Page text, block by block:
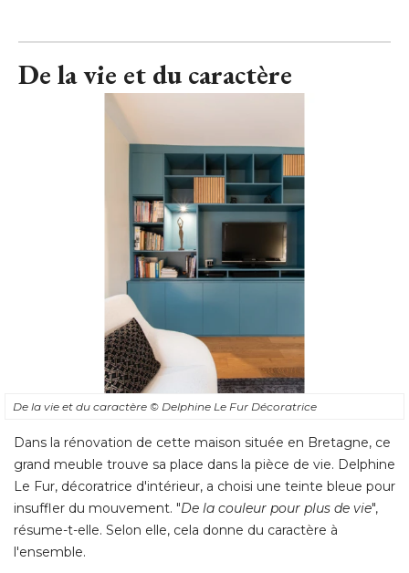
De la vie et du caractère
De la vie et du caractère © Delphine Le Fur Décoratrice
Dans la rénovation de cette maison située en Bretagne, ce
grand meuble trouve sa place dans la pièce de vie. Delphine
Le Fur, décoratrice d'intérieur, a choisi une teinte bleue pour
insuffler du mouvement. "De la couleur pour plus de vie",
résume-t-elle. Selon elle, cela donne du caractère à
l'ensemble.